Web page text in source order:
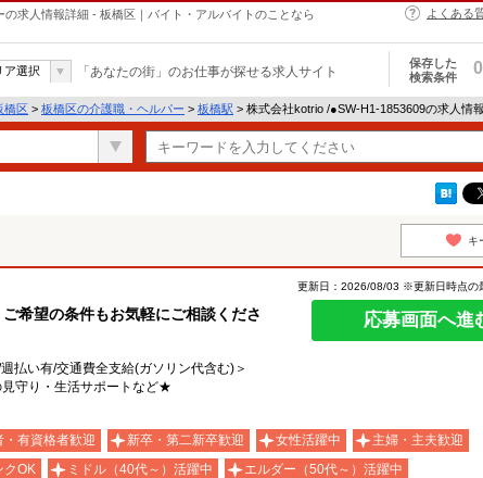
求人情報詳細 - 板橋区｜バイト・アルバイトのことなら
よくある
ア選択 「あなたの街」のお仕事が探せる求人サイト
保存した
検索条件
0
橋区 > 板橋区の介護職・ヘルパー > 板橋駅 > 株式会社kotrio /●SW-H1-1853609の求人情
キ
希望の条件もお気軽にご相談くださ
更新日：2026/08/03 ※更新日時点の
応募画面へ進
い有/交通費全支給(ガソリン代含む)＞
守り・生活サポートなど★
・有資格者歓迎 新卒・第二新卒歓迎 女性活躍中
主婦・主夫歓迎
クOK ミドル（40代～）活躍中
エルダー（50代～）活躍中